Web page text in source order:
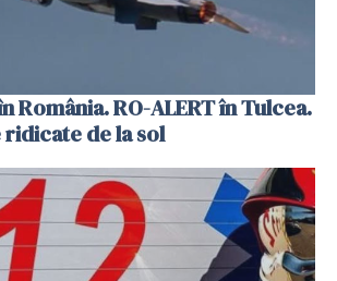
România. RO-ALERT în Tulcea.
ridicate de la sol